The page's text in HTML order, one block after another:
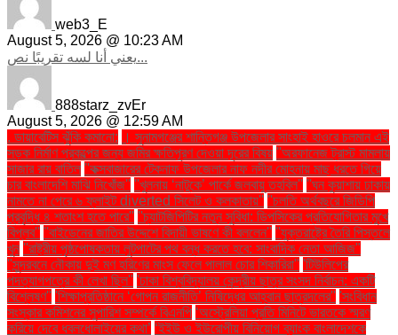
web3_E
August 5, 2026 @ 10:23 AM
يعني أنا لسه تقريبًا نص...
888starz_zvEr
August 5, 2026 @ 12:59 AM
. ডায়াবেটিস ঝুঁকি কমানো:
। সুনামগঞ্জের শান্তিগঞ্জ উপজেলার সাংহাই হাওরে চলমান এই
সড়ক নির্মাণ প্রকল্পের জন্য জমির ক্ষতিপূরণ দেওয়া দূরের বিষয় ''অরফানেজ ট্রাস্ট মামলায়
সাজার রায় বাতিল ''কক্সবাজারের টেকনাফ উপজেলার নাফ নদীর মোহনায় মাছ ধরতে গিয়ে
চার বাংলাদেশি মাঝি নিখোঁজ'' ''খুলনায় ‘নাটুকে’ পার্কে জলবায়ু তহবিল'' ''ঘন কুয়াশায় ঢাকায়
নামতে না পেরে ৬ ফ্লাইট diverted সিলেট ও কলকাতায়'' ''চলতি অর্থবছরে জিডিপি
প্রবৃদ্ধি ৪ শতাংশ হতে পারে'' ''চ্যাটজিপিটির নতুন সুবিধা: ডিপসিকের প্রতিযোগিতার মুখে
বিপ্লব'' ''বাইডেনের জাতির উদ্দেশে বিদায়ী ভাষণে কী বললেন'' ''যুক্তরাষ্ট্রে তৈরি পিস্তলে
খুন ''রাষ্ট্রীয় পৃষ্ঠপোষকতায় লুটপাটের পথ বন্ধ করতে হবে: সাংবাদিক নেতা আজিজ"
''সুন্দরবনে নৌকায় দুই মণ হরিণের মাংস ফেলে পালাল চোর শিকারিরা'' 'টিউলিপের
পদত্যাগপত্রে কী লেখা ছিল'' 'ঢাকা বিশ্ববিদ্যালয় কেন্দ্রীয় ছাত্র সংসদ নির্বাচন: একটি
বিশ্লেষণ'' 'শিক্ষাপ্রতিষ্ঠানে ‘গোপন রাজনীতি’ নিষিদ্ধের আহ্বান ছাত্রদলের'' 'সংবিধান
সংস্কার কমিশনের সুপারিশ সম্পর্কে বিএনপি ‘অস্ট্রেলিয়া প্রতি মিনিটে ভারতকে স্মরণ
করিয়ে দেবে ধবলধোলাইয়ের কথা’ ‘ইইউ ও ইউরোপীয় বিনিয়োগ ব্যাংক বাংলাদেশকে